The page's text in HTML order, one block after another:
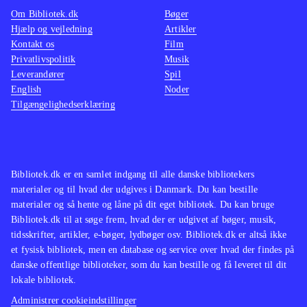
The walking dead (Sæson 2, Xbox
One) og Back to the future - the
game (Playstation 4)
Det er Telltale
Games, der står bag og de har
tidligere fået ros for kapitelopdelte
adventures som The wolf among us
4).
Bibliotek.dk er en samlet indgang til alle danske bibliotekers
materialer og til hvad der udgives i Danmark. Du kan bestille
materialer og så hente og låne på dit eget bibliotek. Du kan bruge
Bibliotek.dk til at søge frem, hvad der er udgivet af bøger, musik,
tidsskrifter, artikler, e-bøger, lydbøger osv. Bibliotek.dk er altså ikke
et fysisk bibliotek, men en database og service over hvad der findes på
danske offentlige biblioteker, som du kan bestille og få leveret til dit
lokale bibliotek.
Administrer cookieindstillinger
Om Bibliotek.dk
Hjælp og vejledning
Kontakt os
Privatlivspolitik
Leverandører
English
Tilgængelighedserklæring
Bøger
Artikler
Film
Musik
Spil
Noder